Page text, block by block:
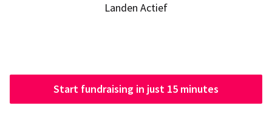
Landen Actief
Start fundraising in just 15 minutes